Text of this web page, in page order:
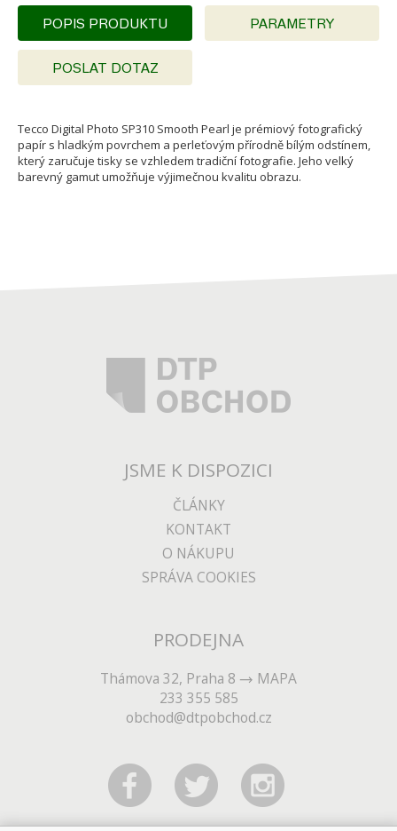
POPIS PRODUKTU PARAMETRY
POSLAT DOTAZ
Tecco Digital Photo SP310 Smooth Pearl je prémiový fotografický
papír s hladkým povrchem a perleťovým přírodně bílým odstínem,
který zaručuje tisky se vzhledem tradiční fotografie. Jeho velký
barevný gamut umožňuje výjimečnou kvalitu obrazu.
JSME K DISPOZICI
ČLÁNKY
KONTAKT
O NÁKUPU
SPRÁVA COOKIES
PRODEJNA
Thámova 32, Praha 8
MAPA
233 355 585
obchod@dtpobchod.cz